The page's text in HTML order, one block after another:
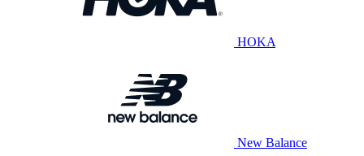
HOKA
New Balance